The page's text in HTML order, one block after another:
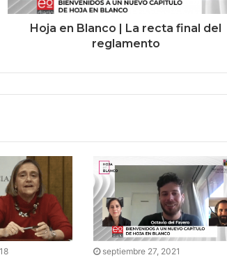
Hoja en Blanco | La recta final del
reglamento
septiembre 27, 2021